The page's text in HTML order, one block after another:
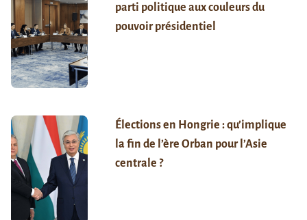
parti politique aux couleurs du
pouvoir présidentiel
Élections en Hongrie : qu’implique
la fin de l’ère Orban pour l’Asie
centrale ?